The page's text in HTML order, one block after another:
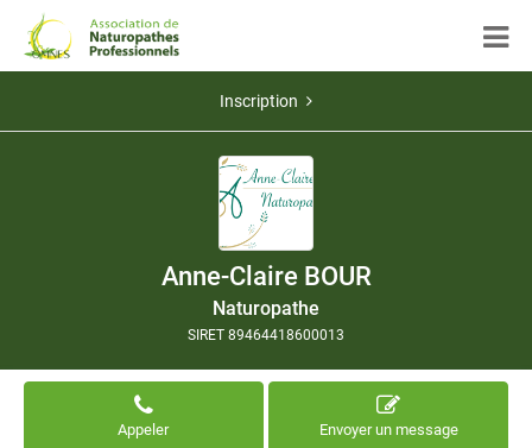
Inscription
Anne-Claire BOUR
Naturopathe
SIRET 89464418600013
Appeler Envoyer un message